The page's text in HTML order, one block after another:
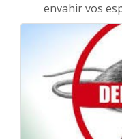
envahir vos